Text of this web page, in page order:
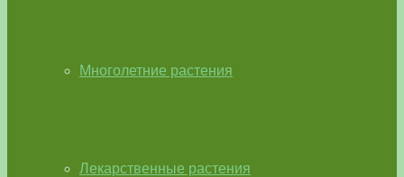
Многолетние растения
Лекарственные растения